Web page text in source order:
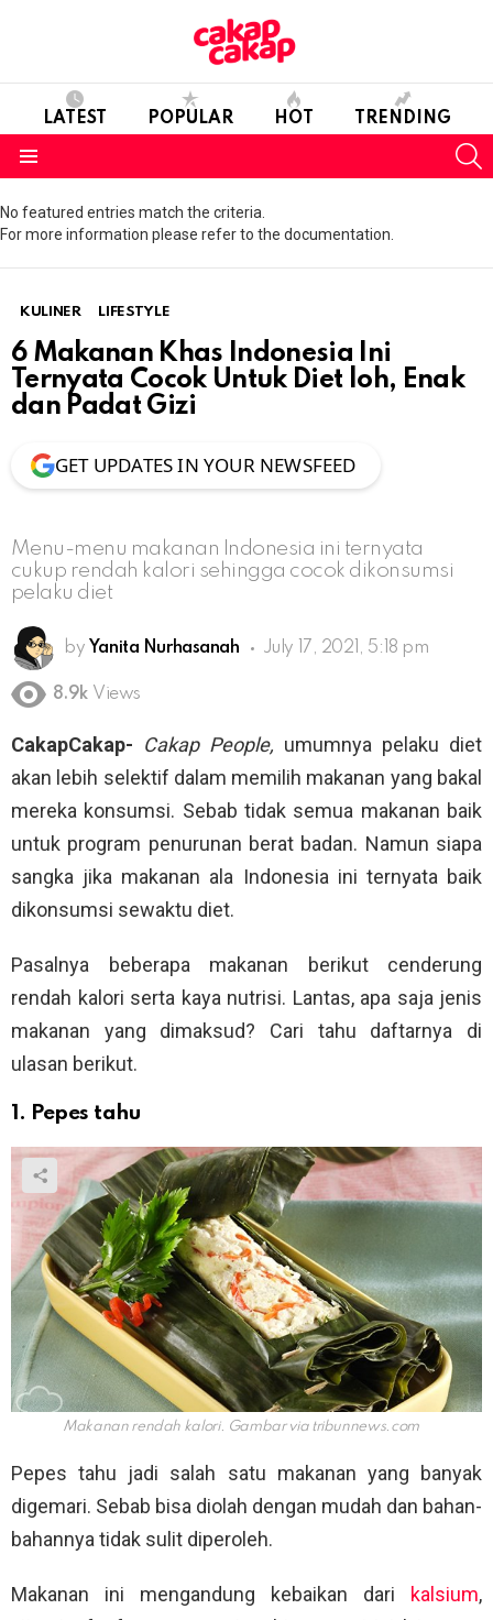
LATEST POPULAR HOT TRENDING
No featured entries match the criteria.
For more information please refer to the documentation.
KULINER LIFESTYLE
6 Makanan Khas Indonesia Ini
Ternyata Cocok Untuk Diet loh, Enak
dan Padat Gizi
GET UPDATES IN YOUR NEWSFEED
Menu-menu makanan Indonesia ini ternyata
cukup rendah kalori sehingga cocok dikonsumsi
pelaku diet
by Yanita Nurhasanah July 17, 2021, 5:18 pm
8.9k Views
CakapCakap- Cakap People, umumnya pelaku diet
akan lebih selektif dalam memilih makanan yang bakal
mereka konsumsi. Sebab tidak semua makanan baik
untuk program penurunan berat badan. Namun siapa
sangka jika makanan ala Indonesia ini ternyata baik
dikonsumsi sewaktu diet.
Pasalnya beberapa makanan berikut cenderung
rendah kalori serta kaya nutrisi. Lantas, apa saja jenis
makanan yang dimaksud? Cari tahu daftarnya di
ulasan berikut.
1. Pepes tahu
Makanan rendah kalori. Gambar viatribunnews.com
Pepes tahu jadi salah satu makanan yang banyak
digemari. Sebab bisa diolah dengan mudah dan bahan-
bahannya tidak sulit diperoleh.
Makanan ini mengandung kebaikan dari kalsium,